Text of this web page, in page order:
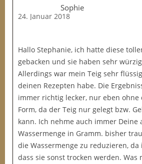
Sophie
24. Januar 2018
Hallo Stephanie, ich hatte diese
gebacken und sie haben sehr
Allerdings war mein Teig sehr
deinen Rezepten habe. Die
immer richtig lecker, nur eben ohne
Form, da der Teig nur gelegt bzw.
kann. Ich nehme auch immer Deine
Wassermenge in Gramm. bisher
die Wassermenge zu reduzieren, da
dass sie sonst trocken werden. Was